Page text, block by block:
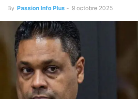
By Passion Info Plus - 9 octobre 2025